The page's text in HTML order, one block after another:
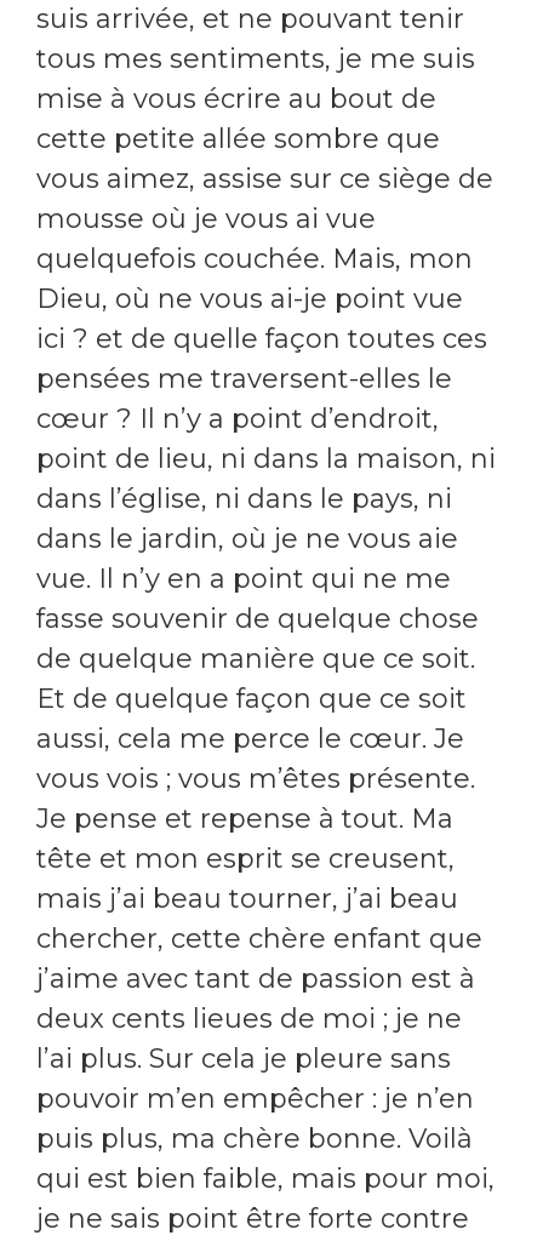
suis arrivée, et ne pouvant tenir
tous mes sentiments, je me suis
mise à vous écrire au bout de
cette petite allée sombre que
vous aimez, assise sur ce siège de
mousse où je vous ai vue
quelquefois couchée. Mais, mon
Dieu, où ne vous ai-je point vue
ici ? et de quelle façon toutes ces
pensées me traversent-elles le
cœur ? Il n’y a point d’endroit,
point de lieu, ni dans la maison, ni
dans l’église, ni dans le pays, ni
dans le jardin, où je ne vous aie
vue. Il n’y en a point qui ne me
fasse souvenir de quelque chose
de quelque manière que ce soit.
Et de quelque façon que ce soit
aussi, cela me perce le cœur. Je
vous vois ; vous m’êtes présente.
Je pense et repense à tout. Ma
tête et mon esprit se creusent,
mais j’ai beau tourner, j’ai beau
chercher, cette chère enfant que
j’aime avec tant de passion est à
deux cents lieues de moi ; je ne
l’ai plus. Sur cela je pleure sans
pouvoir m’en empêcher : je n’en
puis plus, ma chère bonne. Voilà
qui est bien faible, mais pour moi,
je ne sais point être forte contre